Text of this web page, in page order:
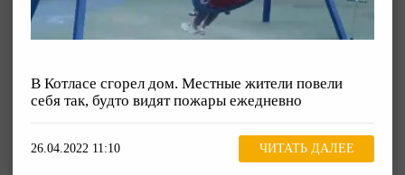
В Котласе сгорел дом. Местные жители повели
себя так, будто видят пожары ежедневно
26.04.2022 11:10 ЧИТАТЬ ДАЛЕЕ